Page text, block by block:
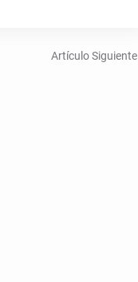
Artículo Siguiente